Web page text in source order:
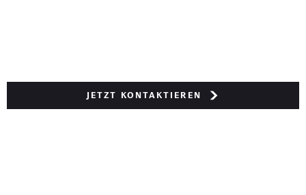
Jetzt kontaktieren